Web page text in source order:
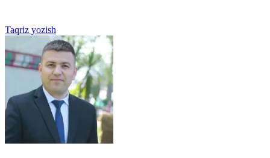
Taqriz yozish